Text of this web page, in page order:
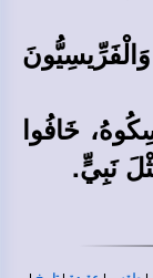
خَافُوا
نَبِيٍّ.